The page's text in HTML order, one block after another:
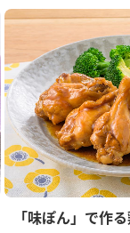
「味ぽん」で作